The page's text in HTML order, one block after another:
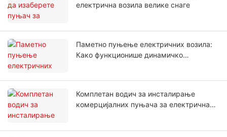
електрична возила велике снаге
Паметно пуњење електричних возила:
Како функционише динамичко
Комплетан водич за инсталирање
комерцијалних пуњача за електрична